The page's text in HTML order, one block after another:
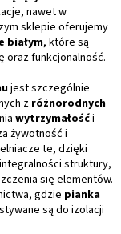
nawet w
sklepie oferujemy
białym, które są
oraz funkcjonalność.
jest szczególnie
z różnorodnych
wytrzymałośći
żywotność i
te, dzięki
struktury,
się elementów.
gdzie pianka
są do izolacji